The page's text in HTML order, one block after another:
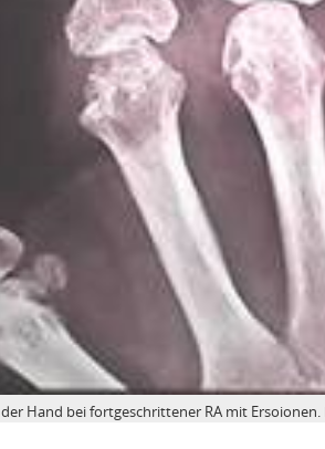
Hand bei fortgeschrittener RA mit Ersoionen.